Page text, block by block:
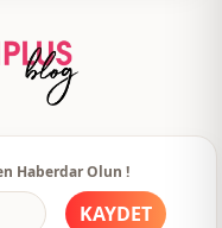
Haberdar Olun !
KAYDET